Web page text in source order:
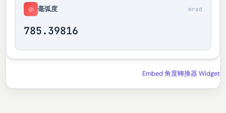
⊙ 毫弧度 mrad
Embed 角度轉換器 Widget